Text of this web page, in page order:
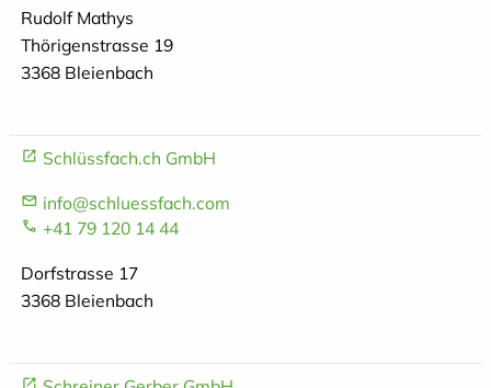
Rudolf Mathys
Thörigenstrasse 19
3368 Bleienbach
Schlüssfach.ch GmbH
info@schluessfach.com
+41 79 120 14 44
Dorfstrasse 17
3368 Bleienbach